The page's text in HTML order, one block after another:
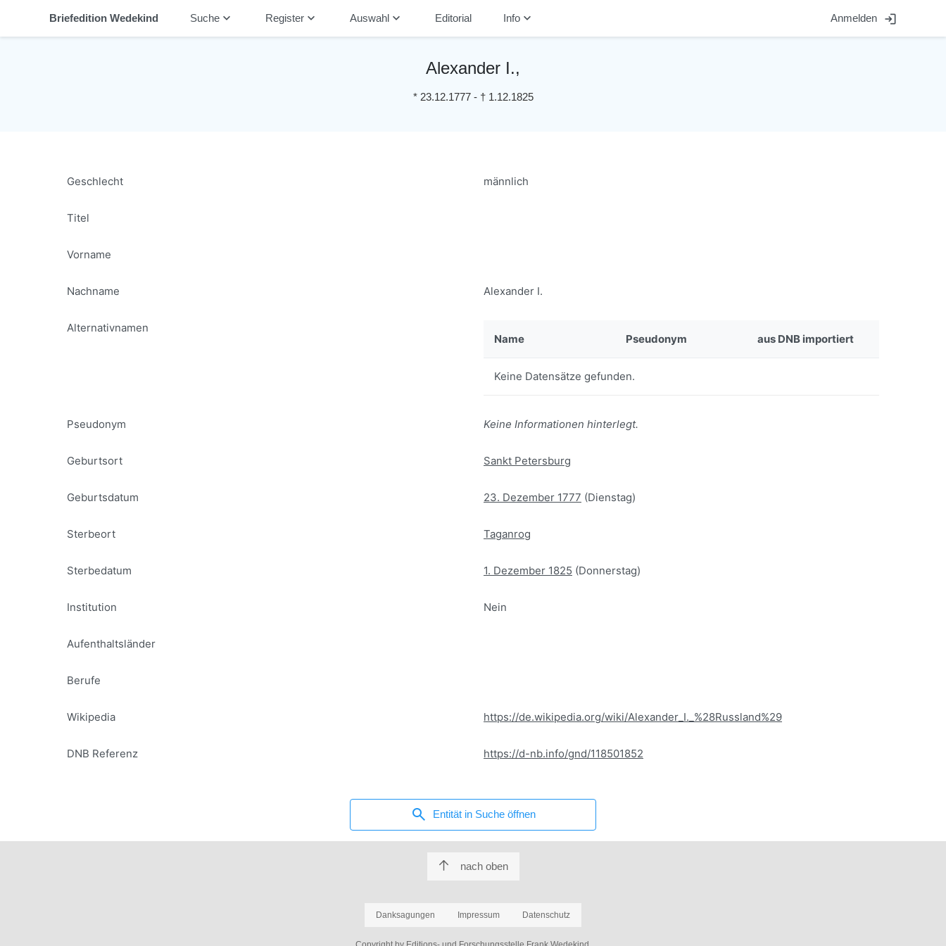
Briefedition Wedekind Suchekeyboard_arrow_down Registerkeyboard_arrow_down Auswahlkeyboard_arrow_down Editorial Infokeyboard_arrow_down Anmelden login
Alexander I.,
* 23.12.1777- † 1.12.1825
Geschlecht männlich
Titel
Vorname
Nachname Alexander I.
Alternativnamen
Name
Pseudonym aus DNB importiert
Keine Datensätze gefunden.
Pseudonym Keine Informationen hinterlegt.
Geburtsort Sankt Petersburg
Geburtsdatum 23. Dezember 1777 (Dienstag)
Sterbeort Taganrog
Sterbedatum 1. Dezember 1825 (Donnerstag)
Institution Nein
Aufenthaltsländer
Berufe
Wikipedia https://de.wikipedia.org/wiki/Alexander_I._%28Russland%29
DNB Referenz https://d-nb.info/gnd/118501852
search Entität in Suche öffnen
nach oben
Danksagungen Impressum Datenschutz